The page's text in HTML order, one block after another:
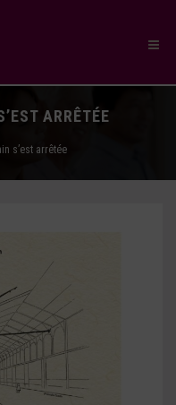
ARRÊTÉE
s’est arrêtée